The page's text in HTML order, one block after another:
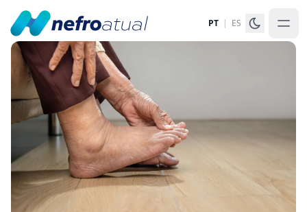
PT | ES